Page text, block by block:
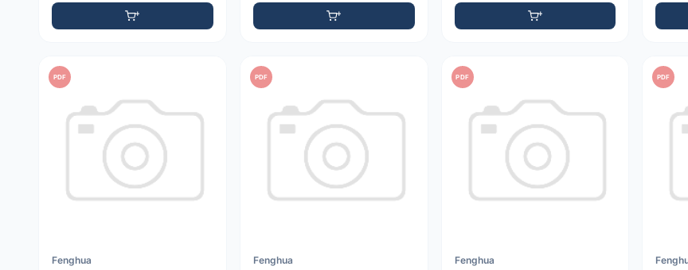
PDF
Fenghua
PDF
Fenghua
PDF
Fenghua
PDF